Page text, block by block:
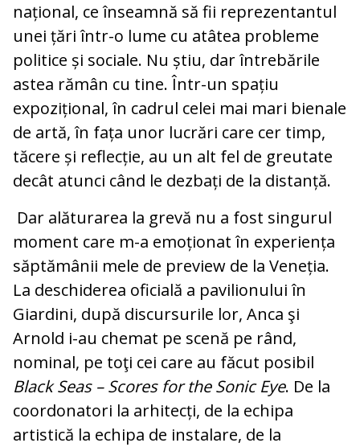
național, ce înseamnă să fii reprezentantul
unei țări într-o lume cu atâtea probleme
politice și sociale. Nu știu, dar întrebările
astea rămân cu tine. Într-un spațiu
expozițional, în cadrul celei mai mari bienale
de artă, în fața unor lucrări care cer timp,
tăcere și reflecție, au un alt fel de greutate
decât atunci când le dezbați de la distanță.
Dar alăturarea la grevă nu a fost singurul
moment care m-a emoționat în experiența
săptămânii mele de preview de la Veneția.
La deschiderea oficială a pavilionului în
Giardini, după discursurile lor, Anca şi
Arnold i-au chemat pe scenă pe rând,
nominal, pe toţi cei care au făcut posibil
Black Seas – Scores for the Sonic Eye. De la
coordonatori la arhitecți, de la echipa
artistică la echipa de instalare, de la